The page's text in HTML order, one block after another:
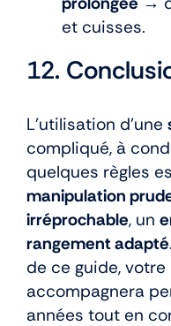
et cuisses.
12.
L’utilisation d’une
compliqué, à
quelques règles
manipulation
irréprochable, un
rangement adapté
de ce guide, votre
accompagnera
années tout en